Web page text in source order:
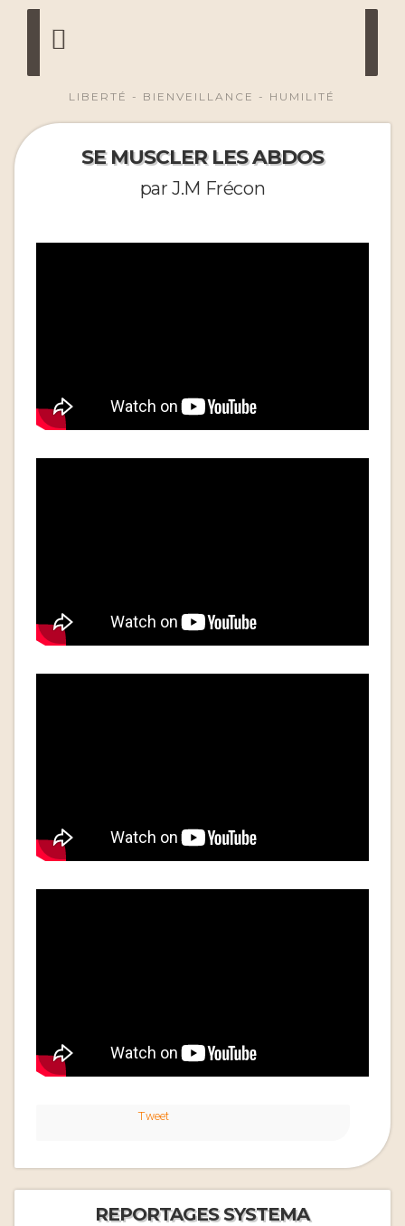
LIBERTÉ - BIENVEILLANCE - HUMILITÉ
SE MUSCLER LES ABDOS
par J.M Frécon
Tweet
REPORTAGES SYSTEMA